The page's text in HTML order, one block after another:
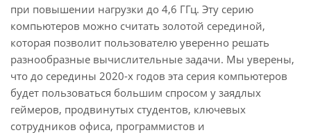
при повышении нагрузки до 4,6 ГГц. Эту серию
компьютеров можно считать золотой серединой,
которая позволит пользователю уверенно решать
разнообразные вычислительные задачи. Мы уверены,
что до середины 2020-х годов эта серия компьютеров
будет пользоваться большим спросом у заядлых
геймеров, продвинутых студентов, ключевых
сотрудников офиса, программистов и